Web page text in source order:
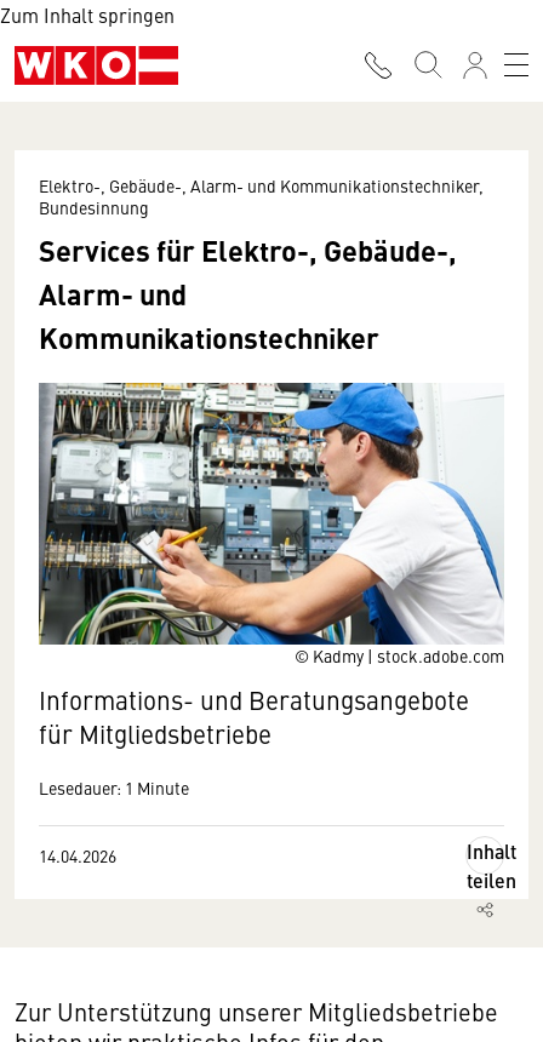
Zum Inhalt springen
© Kadmy | stock.adobe.com
Elektro-, Gebäude-, Alarm- und Kommunikationstechniker,
Bundesinnung
Services für Elektro-, Gebäude-,
Alarm- und
Kommunikationstechniker
Informations- und Beratungsangebote
für Mitgliedsbetriebe
Lesedauer: 1 Minute
14.04.2026
Inhalt
teilen
Zur Unterstützung unserer Mitgliedsbetriebe